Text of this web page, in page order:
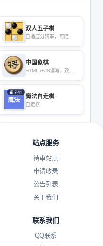
双人五子棋
自适应分辨率，可随意
中国象棋
HTML5+JS编写，效果
外链
魔法自走棋
自走棋
站点服务
待审站点
申请收录
公告列表
关于我们
联系我们
QQ联系